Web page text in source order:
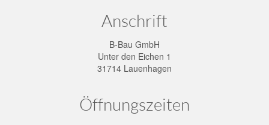
Anschrift
B-Bau GmbH
Unter den Eichen 1
31714 Lauenhagen
Öffnungszeiten